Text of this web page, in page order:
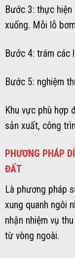
Bước 3: thực
xuống. Mỗi lỗ
Bước 4: trám các
Bước 5: nghiệm
Khu vực phù hợp
sản xuất, công
PHƯƠNG PHÁP
ĐẤT
Là phương pháp
xung quanh ngôi
nhận nhiệm vụ
từ vòng ngoài.